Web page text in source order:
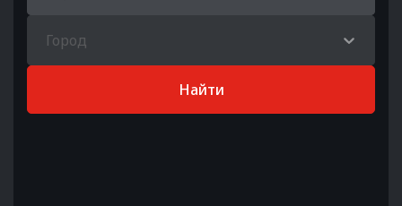
Город
Найти